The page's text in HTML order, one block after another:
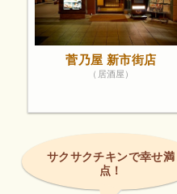
さいました。
保護されている場合があります。
菅乃屋 新市街店
（居酒屋）
サクサクチキンで幸せ満
点！